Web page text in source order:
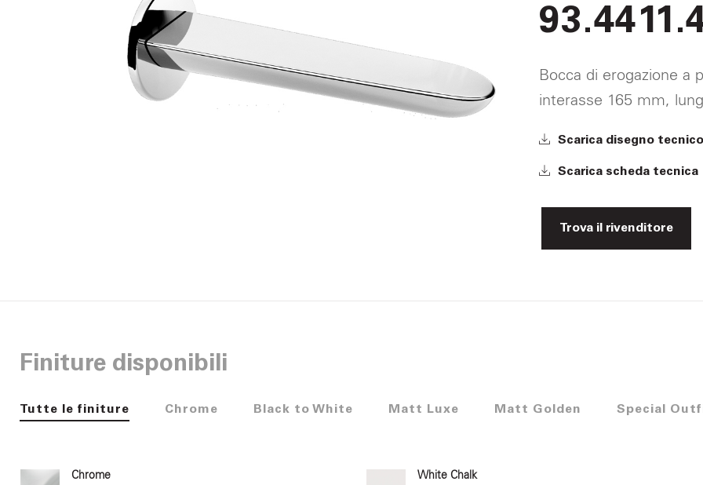
Bocca di erogazione a
interasse 165 mm,
Scarica disegno tecnico
Scarica scheda tecnica
Trova il rivenditore
Finiture disponibili
Tutte le finiture Chrome Black to White Matt Luxe Matt Golden Special
Chrome White Chalk